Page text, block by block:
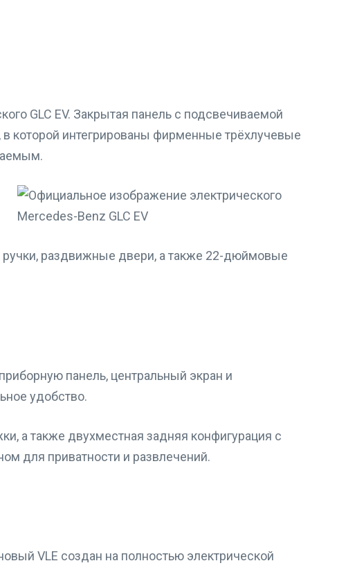
GLC EV. Закрытая панель с подсвечиваемой
в которой интегрированы фирменные трёхлучевые
ручки, раздвижные двери, а также 22-дюймовые
панель, центральный экран и
удобство.
а также двухместная задняя конфигурация с
для приватности и развлечений.
VLE создан на полностью электрической